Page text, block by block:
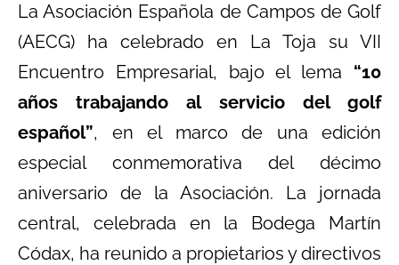
La Asociación Española de Campos de Golf
(AECG) ha celebrado en La Toja su VII
Encuentro Empresarial, bajo el lema “10
años trabajando al servicio del golf
español”, en el marco de una edición
especial conmemorativa del décimo
aniversario de la Asociación. La jornada
central, celebrada en la Bodega Martín
Códax, ha reunido a propietarios y directivos